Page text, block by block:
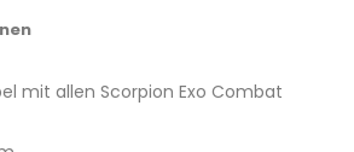
mit allen Scorpion Exo Combat